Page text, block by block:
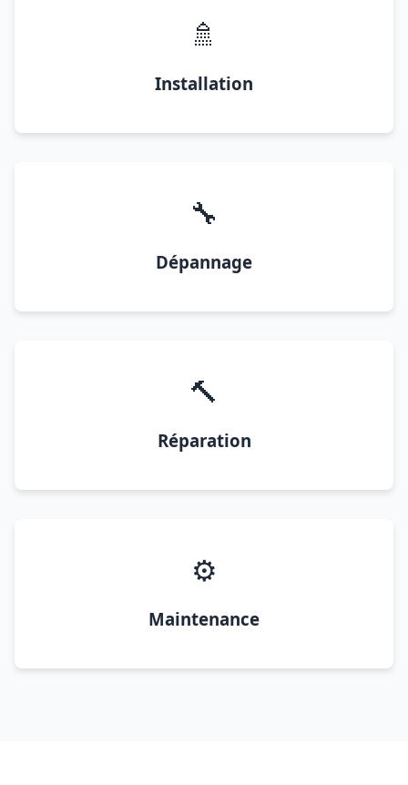
🚿
Installation
🔧
Dépannage
🔨
Réparation
⚙️
Maintenance